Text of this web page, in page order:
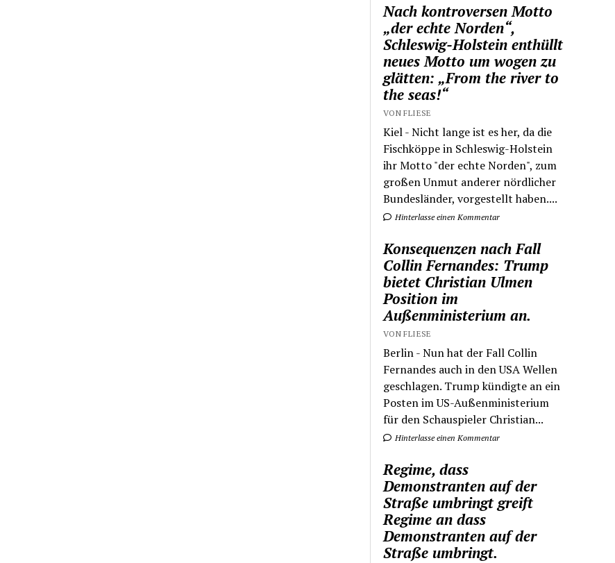
Nach kontroversen Motto
„der echte Norden“,
Schleswig-Holstein enthüllt
neues Motto um wogen zu
glätten: „From the river to
the seas!“
VON FLIESE
Kiel - Nicht lange ist es her, da die
Fischköppe in Schleswig-Holstein
ihr Motto "der echte Norden", zum
großen Unmut anderer nördlicher
Bundesländer, vorgestellt haben....
Hinterlasse einen Kommentar
Konsequenzen nach Fall
Collin Fernandes: Trump
bietet Christian Ulmen
Position im
Außenministerium an.
VON FLIESE
Berlin - Nun hat der Fall Collin
Fernandes auch in den USA Wellen
geschlagen. Trump kündigte an ein
Posten im US-Außenministerium
für den Schauspieler Christian...
Hinterlasse einen Kommentar
Regime, dass
Demonstranten auf der
Straße umbringt greift
Regime an dass
Demonstranten auf der
Straße umbringt.